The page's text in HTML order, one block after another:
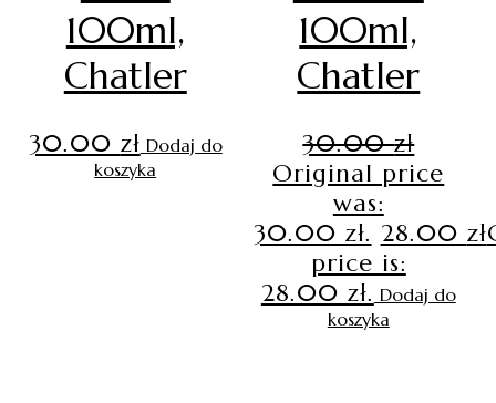
100ml,
Chatler
30.00 zł Dodaj do
koszyka
100ml,
Chatler
30.00zł
Original price
was:
30.00 zł. 28.00 zł
price is:
28.00 zł. Dodaj do
koszyka